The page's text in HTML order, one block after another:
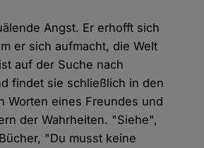
Angst. Er erhofft sich
er sich aufmacht, die Welt
auf der Suche nach
findet sie schließlich in den
Worten eines Freundes und
der Wahrheiten. "Siehe",
"Du musst keine